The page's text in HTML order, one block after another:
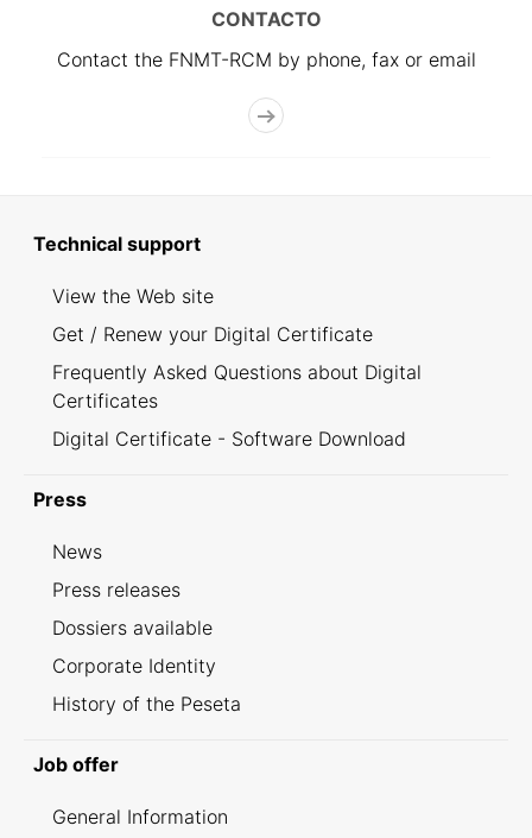
CONTACTO
Contact the FNMT-RCM by phone, fax or email
Technical support
View the Web site
Get / Renew your Digital Certificate
Frequently Asked Questions about Digital
Certificates
Digital Certificate - Software Download
Press
News
Press releases
Dossiers available
Corporate Identity
History of the Peseta
Job offer
General Information